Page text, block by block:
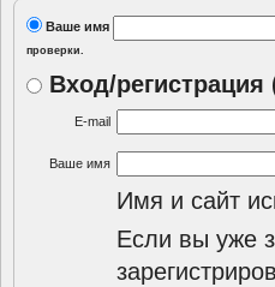
Ваше имя
проверки.
Вход/регистрация
E-mail
Ваше имя
Имя и сайт
Если вы уже